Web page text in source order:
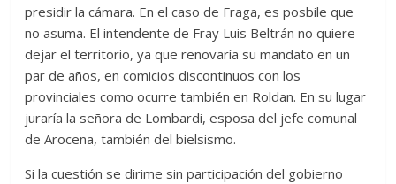
presidir la cámara. En el caso de Fraga, es posbile que
no asuma. El intendente de Fray Luis Beltrán no quiere
dejar el territorio, ya que renovaría su mandato en un
par de años, en comicios discontinuos con los
provinciales como ocurre también en Roldan. En su lugar
juraría la señora de Lombardi, esposa del jefe comunal
de Arocena, también del bielsismo.
Si la cuestión se dirime sin participación del gobierno